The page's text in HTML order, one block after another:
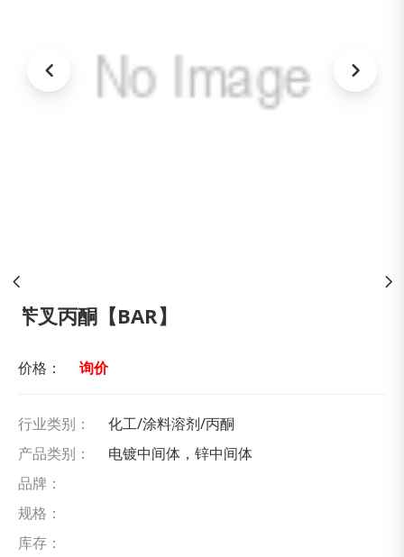
苄叉丙酮【BAR】
价格： 询价
行业类别：
化工/涂料溶剂/丙酮
产品类别：
电镀中间体，锌中间体
品牌：
规格：
库存：